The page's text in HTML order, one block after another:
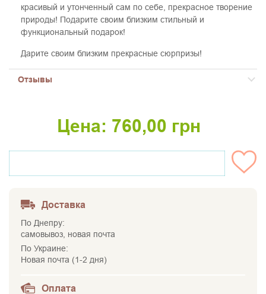
красивый и утонченный сам по себе, прекрасное творение
природы! Подарите своим близким стильный и
функциональный подарок!
Дарите своим близким прекрасные сюрпризы!
Отзывы
Цена: 760,00 грн
Доставка
По Днепру:
самовывоз, новая почта
По Украине:
Новая почта (1-2 дня)
Оплата